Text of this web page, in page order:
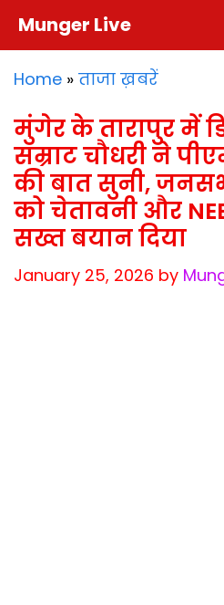
Munger Live
Home » ताजा ख़बरें
मुंगेर के तारापुर में
सम्राट चौधरी ने
की बात सुनी,
को चेतावनी और
सख्त बयान दिया
January 25, 2026 by